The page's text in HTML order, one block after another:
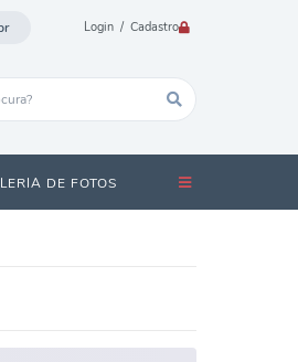
Login / Cadastro
DE FOTOS